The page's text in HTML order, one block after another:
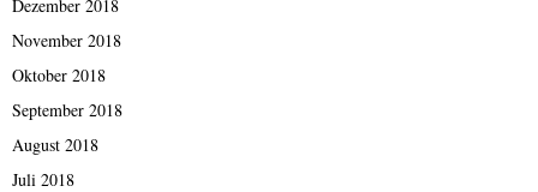
Dezember 2018
November 2018
Oktober 2018
September 2018
August 2018
Juli 2018